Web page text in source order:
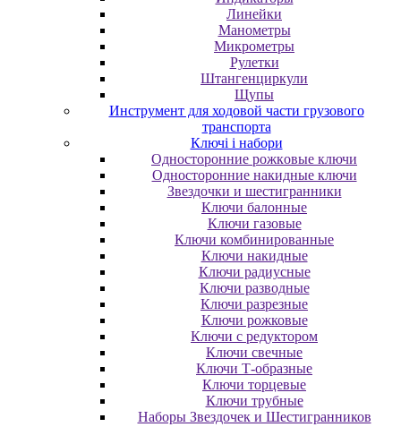
Линейки
Манометры
Микрометры
Рулетки
Штангенциркули
Щупы
Инструмент для ходовой части грузового
транспорта
Ключі і набори
Oднocтopoнниe poжкoвыe ключи
Oднocтopoнниe нaкидныe ключи
Звездочки и шестигранники
Ключи балонные
Ключи газовые
Ключи комбинированные
Ключи накидные
Ключи радиусные
Ключи разводные
Ключи разрезные
Ключи рожковые
Ключи с редуктором
Ключи свечные
Ключи Т-образные
Ключи торцевые
Ключи трубные
Наборы Звездочек и Шестигранников